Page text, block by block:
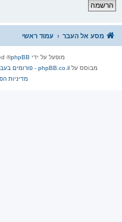
הרשמה
מסע אל העבר עמוד ראשי
מופעל על ידי phpBB
® Forum Software © phpBB Limited
מבוסס עלphpBB.co.il - פורומים בעברית
מדיניות